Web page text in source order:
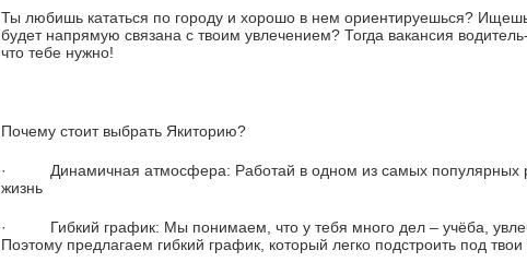
Ты любишь кататься по городу и хорошо в нем ориентируешься?
будет напрямую связана с твоим увлечением? Тогда вакансия
что тебе нужно!
Почему стоит выбрать Якиторию?
· Динамичная атмосфера: Работай в одном из самых популярных
жизнь
· Гибкий график: Мы понимаем, что у тебя много дел – учёба,
Поэтому предлагаем гибкий график, который легко подстроить под